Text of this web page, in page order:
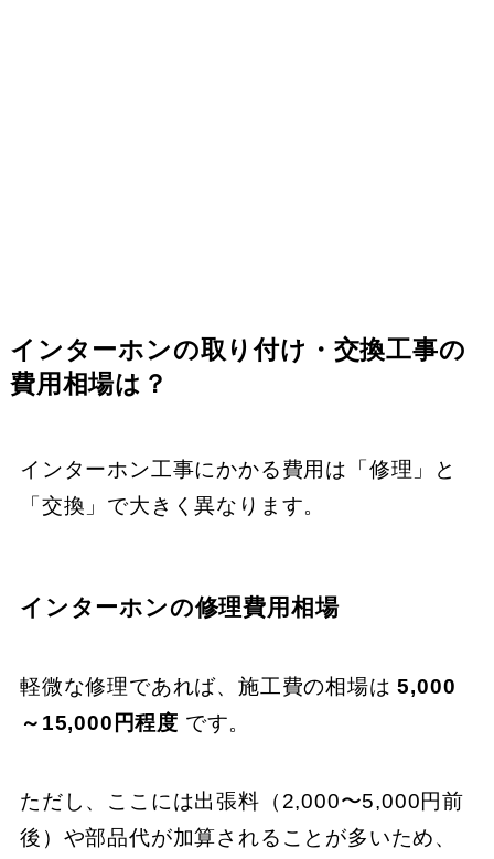
インターホンの取り付け・交換工事の
費用相場は？
インターホン工事にかかる費用は「修理」と
「交換」で大きく異なります。
インターホンの修理費用相場
軽微な修理であれば、施工費の相場は5,000
～15,000円程度 です。
ただし、ここには出張料（2,000〜5,000円前
後）や部品代が加算されることが多いため、